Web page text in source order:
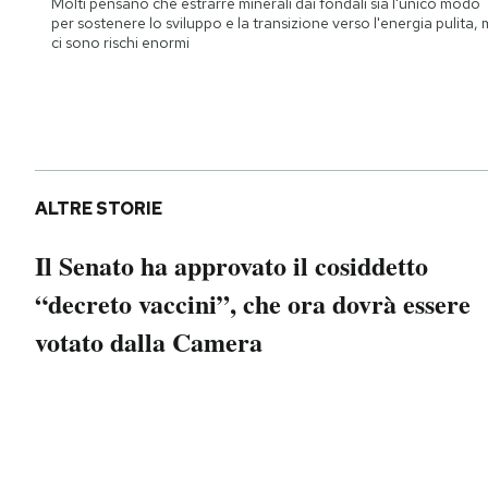
Notifiche mobile
Regala il Post
per sostenere lo sviluppo e la transizione verso l'energia pulita,
ci sono rischi enormi
ALTRE STORIE
Il Senato ha approvato il cosiddetto
“decreto vaccini”, che ora dovrà essere
votato dalla Camera